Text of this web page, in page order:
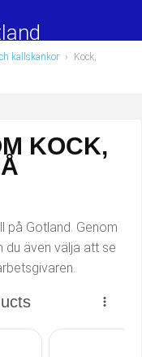
äldreboende
kallskänkor ›
Kock,
KOCK,
på Gotland. Genom
du även välja att se